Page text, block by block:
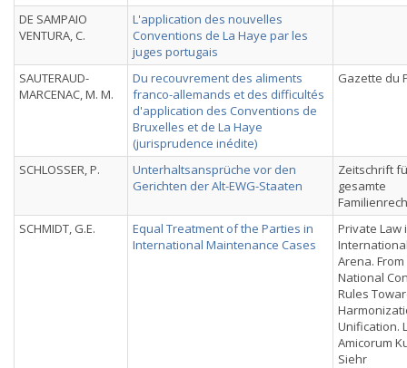
DE SAMPAIO
VENTURA, C.
L'application des nouvelles
Conventions de La Haye par les
juges portugais
SAUTERAUD-
MARCENAC, M. M.
Du recouvrement des aliments
franco-allemands et des difficultés
d'application des Conventions de
Bruxelles et de La Haye
(jurisprudence inédite)
Gazette du
SCHLOSSER, P.
Unterhaltsansprüche vor den
Gerichten der Alt-EWG-Staaten
Zeitschrift
gesamte
SCHMIDT, G.E.
Equal Treatment of the Parties in
International Maintenance Cases
Private Law
Arena. From
National
Rules
Unification.
Amicorum
Siehr